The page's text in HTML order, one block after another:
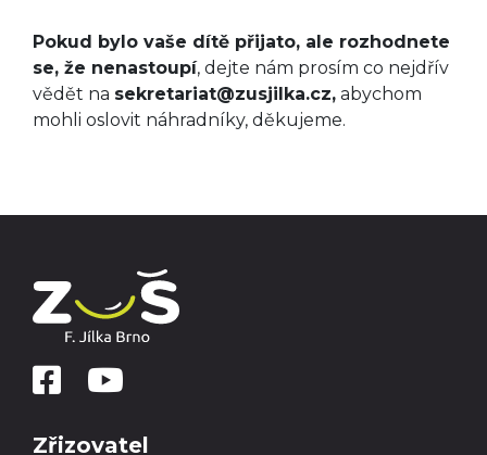
Pokud bylo vaše dítě přijato, ale rozhodnete
se, že nenastoupí, dejte nám prosím co nejdřív
vědět na sekretariat@zusjilka.cz, abychom
mohli oslovit náhradníky, děkujeme.
Zřizovatel